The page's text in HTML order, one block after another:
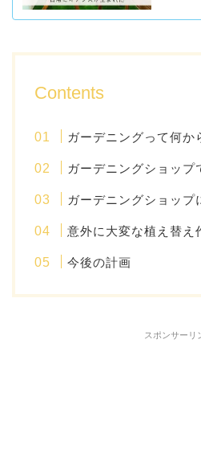
Contents
ガーデニングって何か
ガーデニングショップ
ガーデニングショップ
意外に大変な植え替え
今後の計画
スポンサーリ